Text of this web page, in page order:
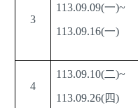
3
113.09.09(一)~
113.09.16(一)
4
113.09.10(二)~
113.09.26(四)